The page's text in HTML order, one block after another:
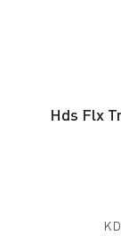
Hds Flx